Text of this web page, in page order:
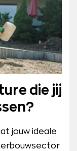
die jij
jouw ideale